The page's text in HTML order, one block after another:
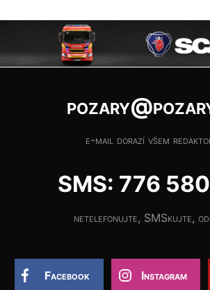
e-mail dorazí všem
SMS: 776
netelefonujte, SMSkujte,
Facebook Instagram